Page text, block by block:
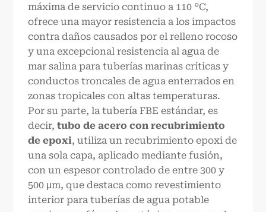
máxima de servicio continuo a 110 °C,
ofrece una mayor resistencia a los impactos
contra daños causados por el relleno rocoso
y una excepcional resistencia al agua de
mar salina para tuberías marinas críticas y
conductos troncales de agua enterrados en
zonas tropicales con altas temperaturas.
Por su parte, la tubería FBE estándar, es
decir,tubo de acero con recubrimiento
de epoxi, utiliza un recubrimiento epoxi de
una sola capa, aplicado mediante fusión,
con un espesor controlado de entre 300 y
500 μm, que destaca como revestimiento
interior para tuberías de agua potable